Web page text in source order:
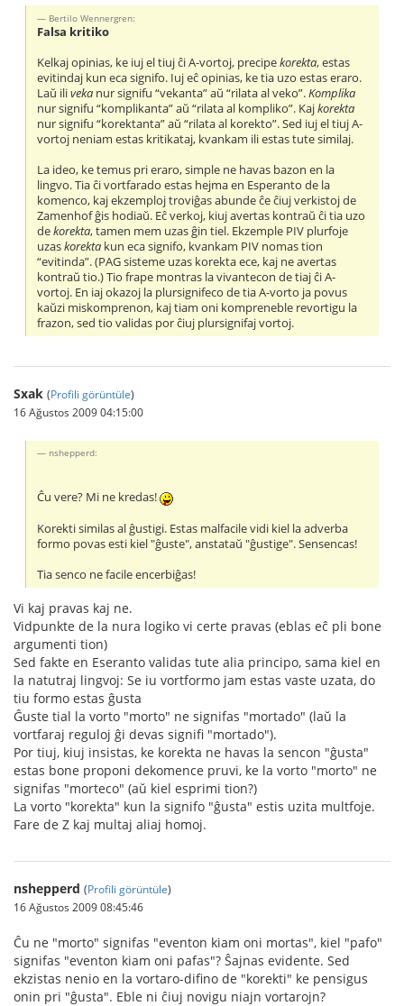
Bertilo Wennergren:
Falsa kritiko
Kelkaj opinias, ke iuj el tiuj ĉi A-vortoj, precipekorekta, estas
evitindaj kun eca signifo. Iuj eĉ opinias, ke tia uzo estas eraro.
Laŭ iliveka nur signifu “vekanta” aŭ “rilata al veko”.Komplika
nur signifu “komplikanta” aŭ “rilata al kompliko”. Kajkorekta
nur signifu “korektanta” aŭ “rilata al korekto”. Sed iuj el tiuj A-
vortoj neniam estas kritikataj, kvankam ili estas tute similaj.
La ideo, ke temus pri eraro, simple ne havas bazon en la
lingvo. Tia ĉi vortfarado estas hejma en Esperanto de la
komenco, kaj ekzemploj troviĝas abunde ĉe ĉiuj verkistoj de
Zamenhof ĝis hodiaŭ. Eĉ verkoj, kiuj avertas kontraŭ ĉi tia uzo
dekorekta, tamen mem uzas ĝin tiel. Ekzemple PIV plurfoje
uzaskorekta kun eca signifo, kvankam PIV nomas tion
“evitinda”. (PAG sisteme uzas korekta ece, kaj ne avertas
kontraŭ tio.) Tio frape montras la vivantecon de tiaj ĉi A-
vortoj. En iaj okazoj la plursignifeco de tia A-vorto ja povus
kaŭzi miskomprenon, kaj tiam oni kompreneble revortigu la
frazon, sed tio validas por ĉiuj plursignifaj vortoj.
Sxak (Profili görüntüle)
16 Ağustos 2009 04:15:00
nshepperd:
Ĉu vere? Mi ne kredas!
Korekti similas al ĝustigi. Estas malfacile vidi kiel la adverba
formo povas esti kiel "ĝuste", anstataŭ "ĝustige". Sensencas!
Tia senco ne facile encerbiĝas!
Vi kaj pravas kaj ne.
Vidpunkte de la nura logiko vi certe pravas (eblas eĉ pli bone
argumenti tion)
Sed fakte en Eseranto validas tute alia principo, sama kiel en
la natutraj lingvoj: Se iu vortformo jam estas vaste uzata, do
tiu formo estas ĝusta
Ĝuste tial la vorto "morto" ne signifas "mortado" (laŭ la
vortfaraj reguloj ĝi devas signifi "mortado").
Por tiuj, kiuj insistas, ke korekta ne havas la sencon "ĝusta"
estas bone proponi dekomence pruvi, ke la vorto "morto" ne
signifas "morteco" (aŭ kiel esprimi tion?)
La vorto "korekta" kun la signifo "ĝusta" estis uzita multfoje.
Fare de Z kaj multaj aliaj homoj.
nshepperd (Profili görüntüle)
16 Ağustos 2009 08:45:46
Ĉu ne "morto" signifas "eventon kiam oni mortas", kiel "pafo"
signifas "eventon kiam oni pafas"? Ŝajnas evidente. Sed
ekzistas nenio en la vortaro-difino de "korekti" ke pensigus
onin pri "ĝusta". Eble ni ĉiuj novigu niajn vortarojn?